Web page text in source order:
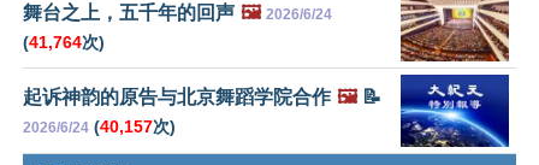
舞台之上，五千年的回声 🖼️ 2026/6/24
(41,764次)
起诉神韵的原告与北京舞蹈学院合作 🖼️📝
2026/6/24 (40,157次)